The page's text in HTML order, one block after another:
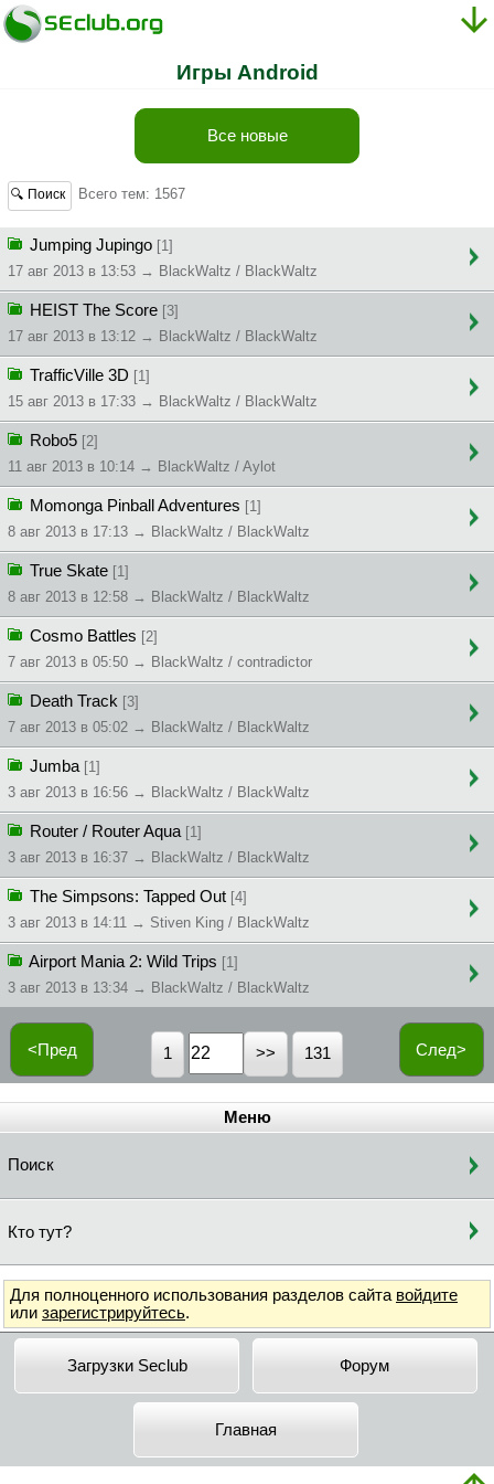
Игры Android
Все новые
🔍 Поиск Всего тем: 1567
Jumping Jupingo [1]
17 авг 2013 в 13:53 → BlackWaltz / BlackWaltz
HEIST The Score [3]
17 авг 2013 в 13:12 → BlackWaltz / BlackWaltz
TrafficVille 3D [1]
15 авг 2013 в 17:33 → BlackWaltz / BlackWaltz
Robo5 [2]
11 авг 2013 в 10:14 → BlackWaltz / Aylot
Momonga Pinball Adventures [1]
8 авг 2013 в 17:13 → BlackWaltz / BlackWaltz
True Skate [1]
8 авг 2013 в 12:58 → BlackWaltz / BlackWaltz
Cosmo Battles [2]
7 авг 2013 в 05:50 → BlackWaltz / contradictor
Death Track [3]
7 авг 2013 в 05:02 → BlackWaltz / BlackWaltz
Jumba [1]
3 авг 2013 в 16:56 → BlackWaltz / BlackWaltz
Router / Router Aqua [1]
3 авг 2013 в 16:37 → BlackWaltz / BlackWaltz
The Simpsons: Tapped Out [4]
3 авг 2013 в 14:11 → Stiven King / BlackWaltz
Airport Mania 2: Wild Trips [1]
3 авг 2013 в 13:34 → BlackWaltz / BlackWaltz
<Пред След>
1 131
Меню
Поиск
Кто тут?
Для полноценного использования разделов сайта войдите
или зарегистрируйтесь.
Загрузки Seclub Форум
Главная